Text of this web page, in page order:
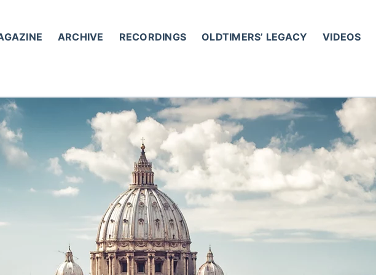
ARCHIVE RECORDINGS OLDTIMERS’ LEGACY VIDEOS